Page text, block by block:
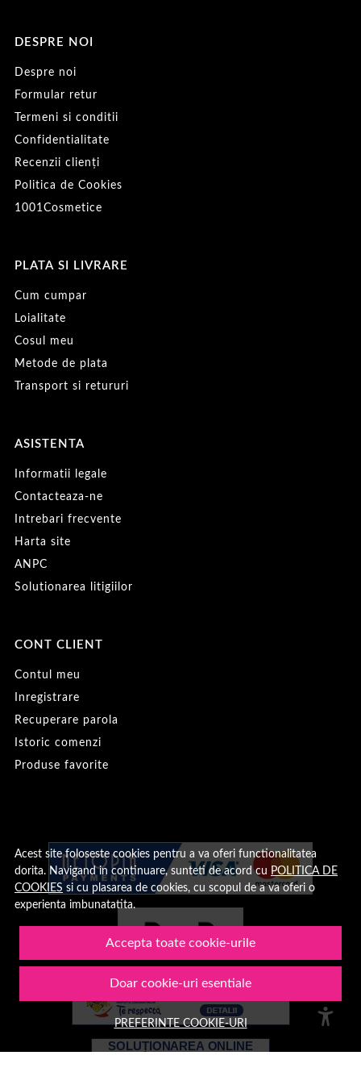
Acest site foloseste cookies pentru a va oferi functionalitatea
dorita. Navigand in continuare, sunteti de acord cu POLITICA DE
COOKIES si cu plasarea de cookies, cu scopul de a va oferi o
experienta imbunatatita.
Accepta toate cookie-urile
Doar cookie-uri esentiale
PREFERINTE COOKIE-URI
DESPRE NOI
Despre noi
Formular retur
Termeni si conditii
Confidentialitate
Recenzii clienți
Politica de Cookies
1001Cosmetice
PLATA SI LIVRARE
Cum cumpar
Loialitate
Cosul meu
Metode de plata
Transport si retururi
ASISTENTA
Informatii legale
Contacteaza-ne
Intrebari frecvente
Harta site
ANPC
Solutionarea litigiilor
CONT CLIENT
Contul meu
Inregistrare
Recuperare parola
Istoric comenzi
Produse favorite